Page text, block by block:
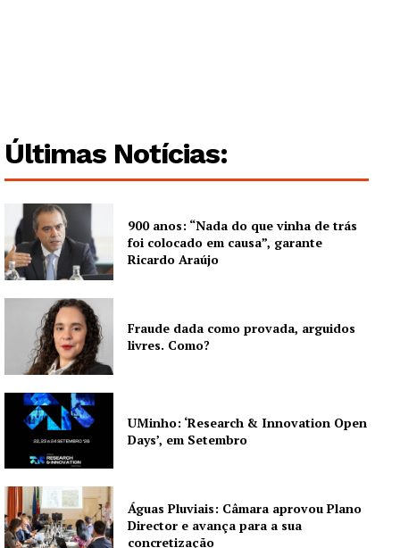
Institucional
Artigos
Edição Digital
Europa
Grande Entrevista
Publicidade
Quero ser Assinante
Últimas Notícias:
900 anos: “Nada do que vinha de trás
foi colocado em causa”, garante
Ricardo Araújo
Fraude dada como provada, arguidos
livres. Como?
UMinho: ‘Research & Innovation Open
Days’, em Setembro
Águas Pluviais: Câmara aprovou Plano
Director e avança para a sua
concretização